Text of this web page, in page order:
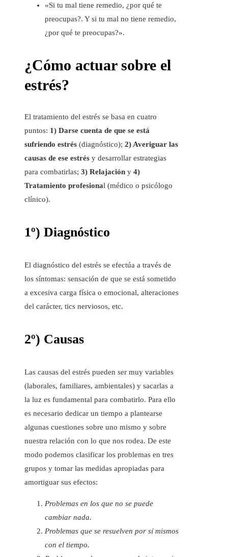
«Si tu mal tiene remedio, ¿por qué te
preocupas?. Y si tu mal no tiene remedio,
¿por qué te preocupas?».
¿Cómo actuar sobre el
estrés?
El tratamiento del estrés se basa en cuatro
puntos: 1) Darse cuenta de que se está
sufriendo estrés (diagnóstico); 2) Averiguar las
causas de ese estrés y desarrollar estrategias
para combatirlas; 3) Relajación y 4)
Tratamiento profesional (médico o psicólogo
clínico).
1º) Diagnóstico
El diagnóstico del estrés se efectúa a través de
los síntomas: sensación de que se está sometido
a excesiva carga física o emocional, alteraciones
del carácter, tics nerviosos, etc.
2º) Causas
Las causas del estrés pueden ser muy variables
(laborales, familiares, ambientales) y sacarlas a
la luz es fundamental para combatirlo. Para ello
es necesario dedicar un tiempo a plantearse
algunas cuestiones sobre uno mismo y sobre
nuestra relación con lo que nos rodea. De este
modo podemos clasificar los problemas en tres
grupos y tomar las medidas apropiadas para
amortiguar sus efectos:
Problemas en los que no se puede
cambiar nada.
Problemas que se resuelven por sí mismos
con el tiempo.